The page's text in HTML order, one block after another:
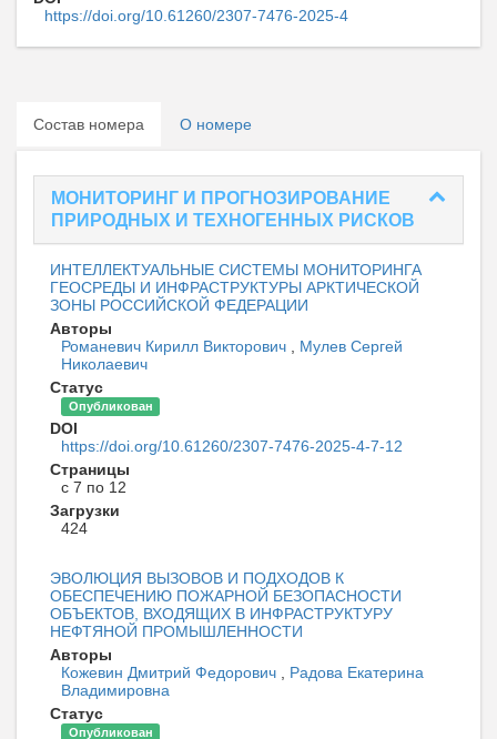
https://doi.org/10.61260/2307-7476-2025-4
Состав номера О номере
МОНИТОРИНГ И ПРОГНОЗИРОВАНИЕ
ПРИРОДНЫХ И ТЕХНОГЕННЫХ РИСКОВ
ИНТЕЛЛЕКТУАЛЬНЫЕ СИСТЕМЫ МОНИТОРИНГА
ГЕОСРЕДЫ И ИНФРАСТРУКТУРЫ АРКТИЧЕСКОЙ
ЗОНЫ РОССИЙСКОЙ ФЕДЕРАЦИИ
Авторы
Романевич Кирилл Викторович
Мулев Сергей
Николаевич
Статус
Опубликован
DOI
https://doi.org/10.61260/2307-7476-2025-4-7-12
Страницы
с 7 по 12
Загрузки
424
ЭВОЛЮЦИЯ ВЫЗОВОВ И ПОДХОДОВ К
ОБЕСПЕЧЕНИЮ ПОЖАРНОЙ БЕЗОПАСНОСТИ
ОБЪЕКТОВ, ВХОДЯЩИХ В ИНФРАСТРУКТУРУ
НЕФТЯНОЙ ПРОМЫШЛЕННОСТИ
Авторы
Кожевин Дмитрий Федорович
Радова Екатерина
Владимировна
Статус
Опубликован